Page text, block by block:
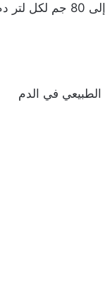
الطبيعي في الدم